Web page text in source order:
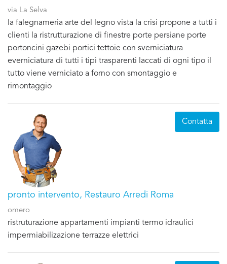
via La Selva
la falegnameria arte del legno vista la crisi propone a tutti i
clienti la ristrutturazione di finestre porte persiane porte
portoncini gazebi portici tettoie con sverniciatura
everniciatura di tutti i tipi trasparenti laccati di ogni tipo il
tutto viene verniciato a forno con smontaggio e
rimontaggio
pronto intervento, Restauro Arredi Roma
omero
ristruturazione appartamenti impianti termo idraulici
impermiabilizazione terrazze elettrici
Contatta